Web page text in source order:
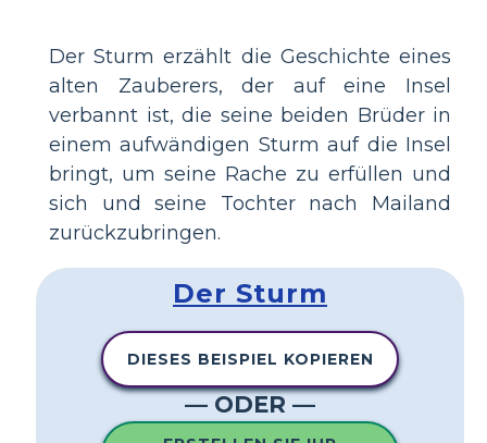
Der Sturm erzählt die Geschichte eines
alten Zauberers, der auf eine Insel
verbannt ist, die seine beiden Brüder in
einem aufwändigen Sturm auf die Insel
bringt, um seine Rache zu erfüllen und
sich und seine Tochter nach Mailand
zurückzubringen.
Der Sturm
DIESES BEISPIEL KOPIEREN
— ODER —